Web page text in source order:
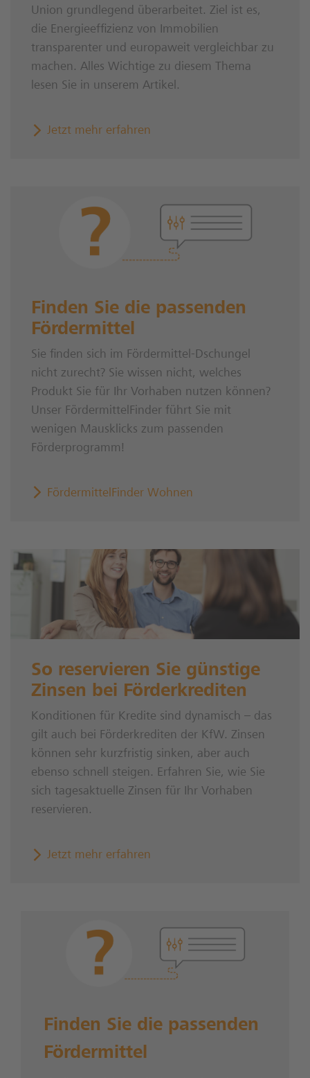
Union grundlegend überarbeitet. Ziel ist es,
die Energieeffizienz von Immobilien
transparenter und europaweit vergleichbar zu
machen. Alles Wichtige zu diesem Thema
lesen Sie in unserem Artikel.
Jetzt mehr erfahren
Finden Sie die passenden
Fördermittel
Sie finden sich im Fördermittel-Dschungel
nicht zurecht? Sie wissen nicht, welches
Produkt Sie für Ihr Vorhaben nutzen können?
Unser FördermittelFinder führt Sie mit
wenigen Mausklicks zum passenden
Förderprogramm!
FördermittelFinder Wohnen
So reservieren Sie günstige
Zinsen bei Förderkrediten
Konditionen für Kredite sind dynamisch – das
gilt auch bei Förderkrediten der KfW. Zinsen
können sehr kurzfristig sinken, aber auch
ebenso schnell steigen. Erfahren Sie, wie Sie
sich tagesaktuelle Zinsen für Ihr Vorhaben
reservieren.
Jetzt mehr erfahren
Finden Sie die passenden
Fördermittel